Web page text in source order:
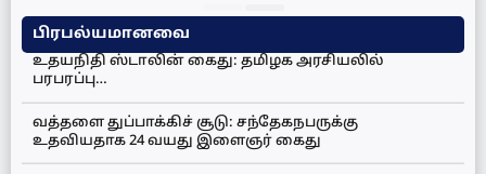
பிரபல்யமானவை
உதயநிதி ஸ்டாலின் கைது: தமிழக அரசியலில்
பரபரப்பு…
வத்தளை துப்பாக்கிச் சூடு: சந்தேகநபருக்கு
உதவியதாக 24 வயது இளைஞர் கைது